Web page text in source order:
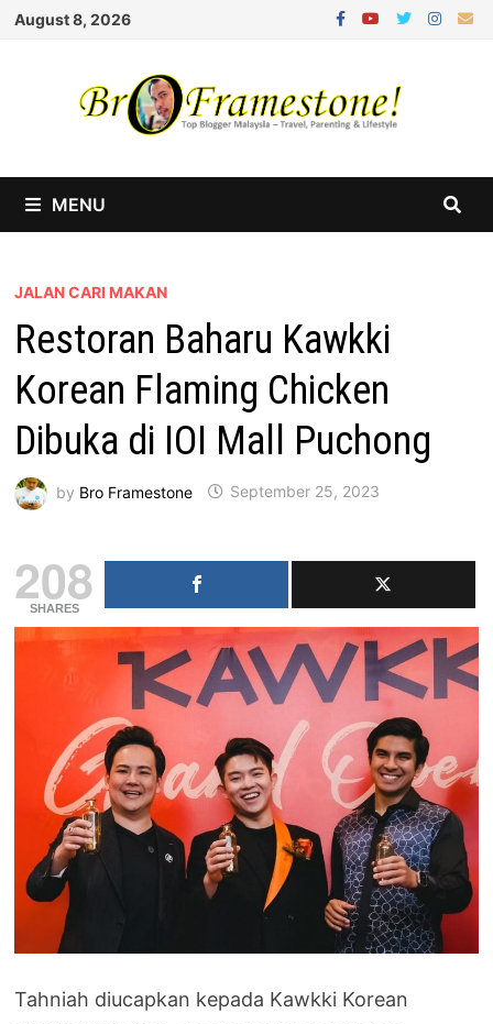
Skip
August 8, 2026
MENU
JALAN CARI MAKAN
Restoran Baharu Kawkki
Korean Flaming Chicken
Dibuka di IOI Mall Puchong
by Bro Framestone September 25, 2023
208
SHARES
Tahniah diucapkan kepada Kawkki Korean